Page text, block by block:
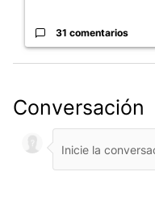
31 comentarios
Conversación